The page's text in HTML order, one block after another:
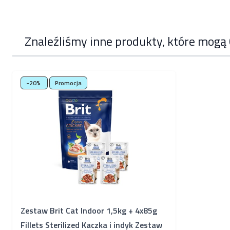
Znaleźliśmy inne produkty, które mogą
Poruszanie się po elementach karuzeli jest możliwe za
Naciśnij, aby pominąć karuzelę
Zestaw Brit Cat Indoor 1,5kg + 4x85g
Fillets Sterilized Kaczka i indyk Zestaw
-20% Promocja